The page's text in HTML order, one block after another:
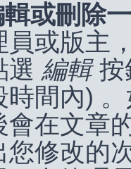
或刪除
員或版主
選 編輯按
時間內)
會在文章
您修改的